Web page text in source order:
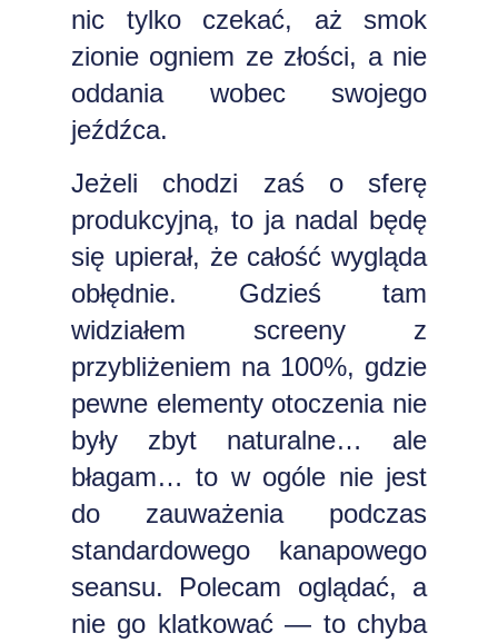
nic tylko czekać, aż smok
zionie ogniem ze złości, a nie
oddania wobec swojego
jeźdźca.
Jeżeli chodzi zaś o sferę
produkcyjną, to ja nadal będę
się upierał, że całość wygląda
obłędnie. Gdzieś tam
widziałem screeny z
przybliżeniem na 100%, gdzie
pewne elementy otoczenia nie
były zbyt naturalne… ale
błagam… to w ogóle nie jest
do zauważenia podczas
standardowego kanapowego
seansu. Polecam oglądać, a
nie go klatkować — to chyba